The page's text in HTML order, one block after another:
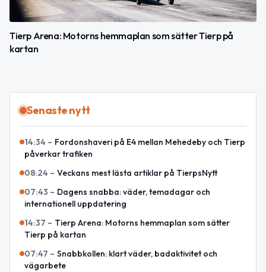
Tierp Arena: Motorns hemmaplan som sätter Tierp på
kartan
Senaste nytt
14:34 – Fordonshaveri på E4 mellan Mehedeby och Tierp
påverkar trafiken
08:24 – Veckans mest lästa artiklar på TierpsNytt
07:43 – Dagens snabba: väder, temadagar och
internationell uppdatering
14:37 – Tierp Arena: Motorns hemmaplan som sätter
Tierp på kartan
07:47 – Snabbkollen: klart väder, badaktivitet och
vägarbete